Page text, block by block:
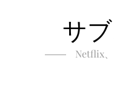
サ
Netflix